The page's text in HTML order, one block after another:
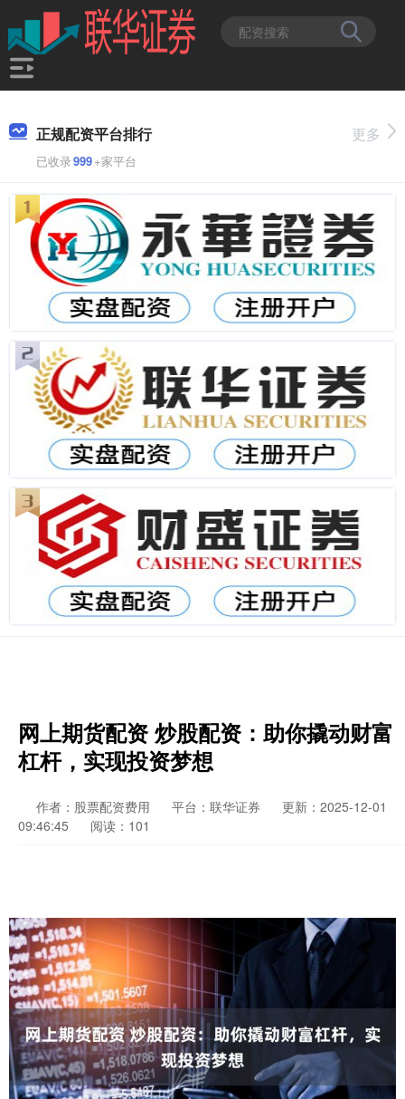
正规配资平台排行
已收录999+家平台
更多
网上期货配资 炒股配资：助你撬动财富
杠杆，实现投资梦想
作者：股票配资费用 平台：联华证券
更新：2025-12-01
09:46:45
阅读：101